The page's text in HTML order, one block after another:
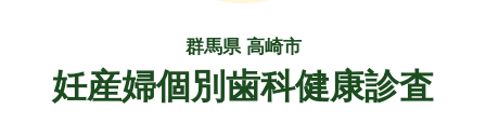
群馬県 高崎市
妊産婦個別歯科健康診査